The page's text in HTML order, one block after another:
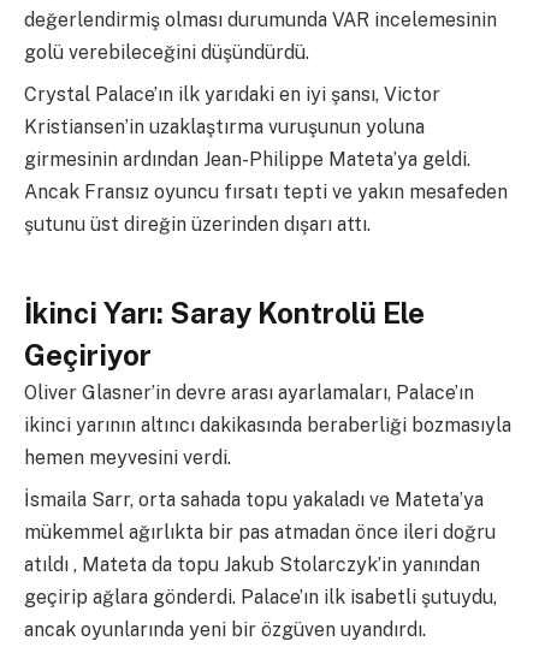
değerlendirmiş olması durumunda VAR incelemesinin
golü verebileceğini düşündürdü.
Crystal Palace’ın ilk yarıdaki en iyi şansı, Victor
Kristiansen’in uzaklaştırma vuruşunun yoluna
girmesinin ardından Jean-Philippe Mateta’ya geldi.
Ancak Fransız oyuncu fırsatı tepti ve yakın mesafeden
şutunu üst direğin üzerinden dışarı attı.
İkinci Yarı: Saray Kontrolü Ele
Geçiriyor
Oliver Glasner’in devre arası ayarlamaları, Palace’ın
ikinci yarının altıncı dakikasında beraberliği bozmasıyla
hemen meyvesini verdi.
İsmaila Sarr, orta sahada topu yakaladı ve Mateta’ya
mükemmel ağırlıkta bir pas atmadan önce ileri doğru
atıldı , Mateta da topu Jakub Stolarczyk’in yanından
geçirip ağlara gönderdi. Palace’ın ilk isabetli şutuydu,
ancak oyunlarında yeni bir özgüven uyandırdı.